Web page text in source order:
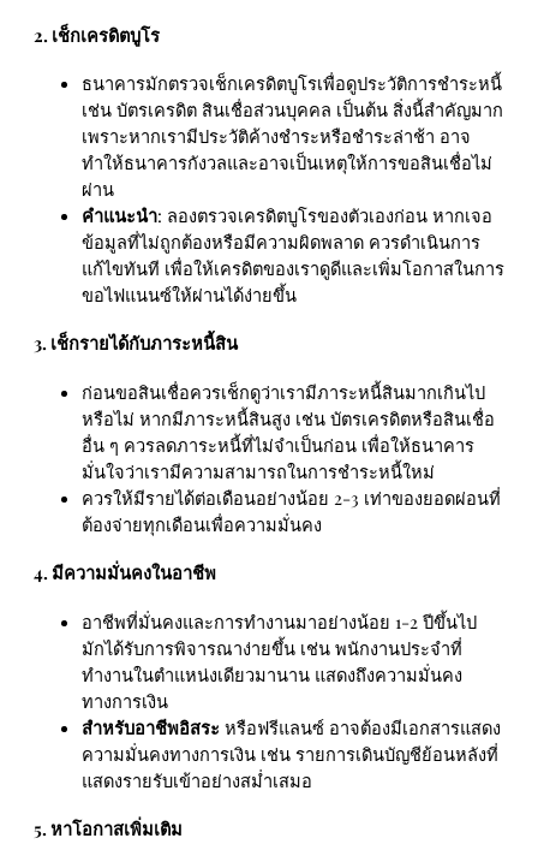
2. เช็กเครดิตบูโร
ธนาคารมักตรวจเช็กเครดิตบูโรเพื่อดูประวัติการชำระหนี้
เช่น บัตรเครดิต สินเชื่อส่วนบุคคล เป็นต้น สิ่งนี้สำคัญมาก
เพราะหากเรามีประวัติค้างชำระหรือชำระล่าช้า อาจ
ทำให้ธนาคารกังวลและอาจเป็นเหตุให้การขอสินเชื่อไม่
ผ่าน
คำแนะนำ: ลองตรวจเครดิตบูโรของตัวเองก่อน หากเจอ
ข้อมูลที่ไม่ถูกต้องหรือมีความผิดพลาด ควรดำเนินการ
แก้ไขทันที เพื่อให้เครดิตของเราดูดีและเพิ่มโอกาสในการ
ขอไฟแนนซ์ให้ผ่านได้ง่ายขึ้น
3. เช็กรายได้กับภาระหนี้สิน
ก่อนขอสินเชื่อควรเช็กดูว่าเรามีภาระหนี้สินมากเกินไป
หรือไม่ หากมีภาระหนี้สินสูง เช่น บัตรเครดิตหรือสินเชื่อ
อื่น ๆ ควรลดภาระหนี้ที่ไม่จำเป็นก่อน เพื่อให้ธนาคาร
มั่นใจว่าเรามีความสามารถในการชำระหนี้ใหม่
ควรให้มีรายได้ต่อเดือนอย่างน้อย 2-3 เท่าของยอดผ่อนที่
ต้องจ่ายทุกเดือนเพื่อความมั่นคง
4. มีความมั่นคงในอาชีพ
อาชีพที่มั่นคงและการทำงานมาอย่างน้อย 1-2 ปีขึ้นไป
มักได้รับการพิจารณาง่ายขึ้น เช่น พนักงานประจำที่
ทำงานในตำแหน่งเดียวมานาน แสดงถึงความมั่นคง
ทางการเงิน
สำหรับอาชีพอิสระ หรือฟรีแลนซ์ อาจต้องมีเอกสารแสดง
ความมั่นคงทางการเงิน เช่น รายการเดินบัญชีย้อนหลังที่
แสดงรายรับเข้าอย่างสม่ำเสมอ
5. หาโอกาสเพิ่มเติม